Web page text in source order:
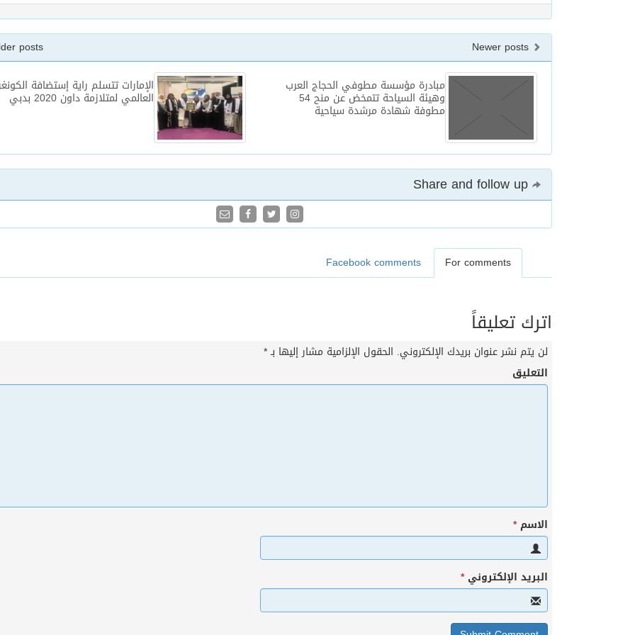
posts
الإمارات تتسلم راية إستضافة
العالمي لمتلازمة داون 2020 بدبي
مبادرة مؤسسة مطوفي الحجاج العرب
وهيئة السياحة تتمخض عن منح 54
مطوفة شهادة مرشدة سياحية
For comments
Facebook comments
اترك تعليقاً
لن يتم نشر عنوان بريدك الإلكتروني. الحقول الإلزامية مشار إليها بـ*
التعليق
الاسم*
البريد الإلكتروني*